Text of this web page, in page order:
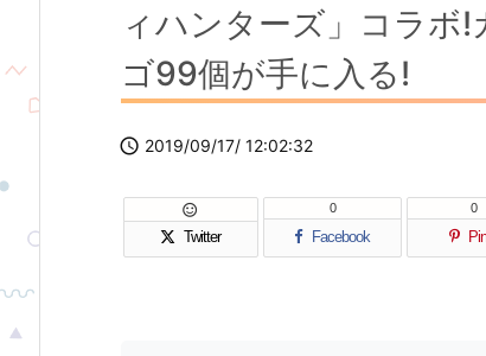
ィハンターズ」コラボ
ゴ99個が手に入る!
 2019/09/17/ 12:02:32
Twitter

Facebook
0 0